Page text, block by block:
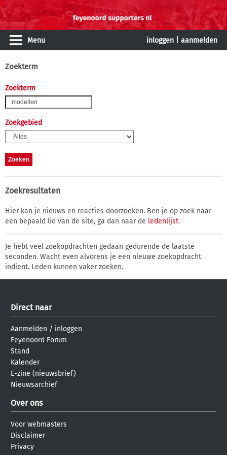
Menu inloggen aanmelden
Zoekterm
Zoekterm
Zoekgebied
Zoekresultaten
Hier kan je nieuws en reacties doorzoeken. Ben je op zoek naar
een bepaald lid van de site, ga dan naar de ledenlijst.
Je hebt veel zoekopdrachten gedaan gedurende de laatste
seconden. Wacht even alvorens je een nieuwe zoekopdracht
indient. Leden kunnen vaker zoeken.
Direct naar
Aanmelden / inloggen
Feyenoord Forum
Stand
Kalender
E-zine (nieuwsbrief)
Nieuwsarchief
Over ons
Voor webmasters
Disclaimer
Privacy